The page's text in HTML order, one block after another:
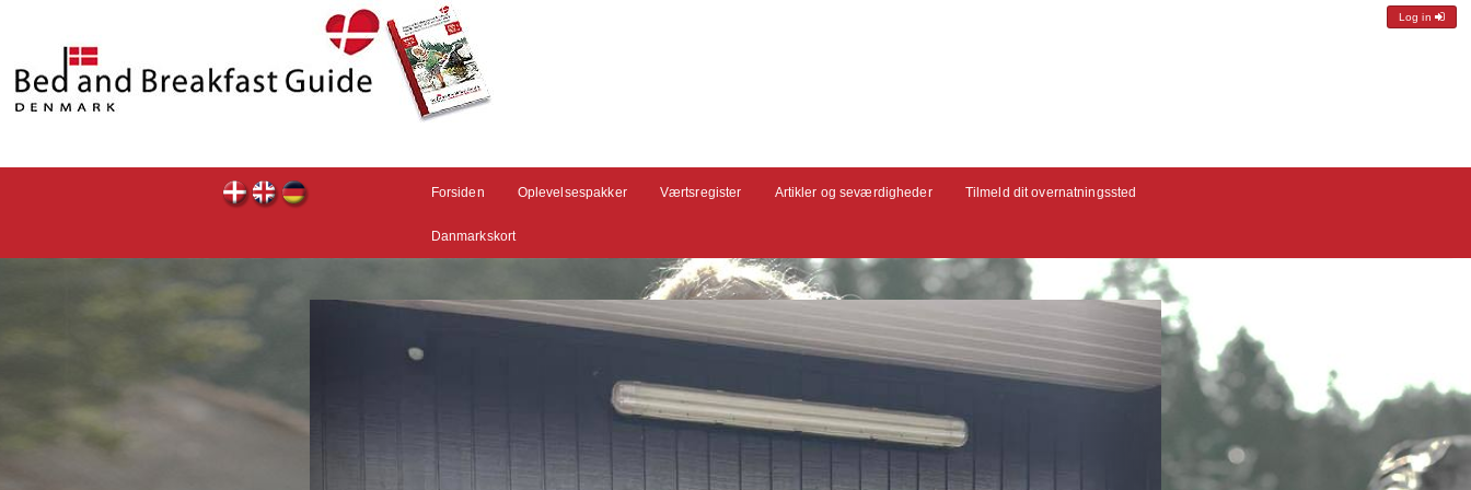
Log in
Forsiden Oplevelsespakker Værtsregister Artikler og seværdigheder Tilmeld dit overnatningssted
Danmarkskort